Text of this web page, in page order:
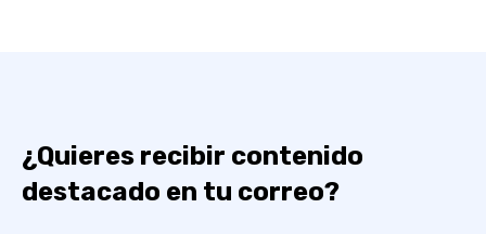
¿Quieres recibir contenido
destacado en tu correo?